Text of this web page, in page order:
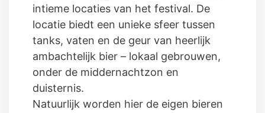
intieme locaties van het festival. De
locatie biedt een unieke sfeer tussen
tanks, vaten en de geur van heerlijk
ambachtelijk bier – lokaal gebrouwen,
onder de middernachtzon en
duisternis.
Natuurlijk worden hier de eigen bieren